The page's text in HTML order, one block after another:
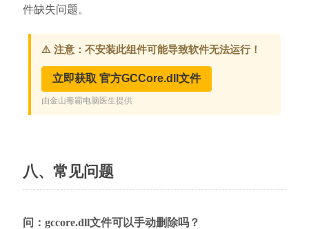
件缺失问题。
八、常见问题
问：gccore.dll文件可以手动删除吗？